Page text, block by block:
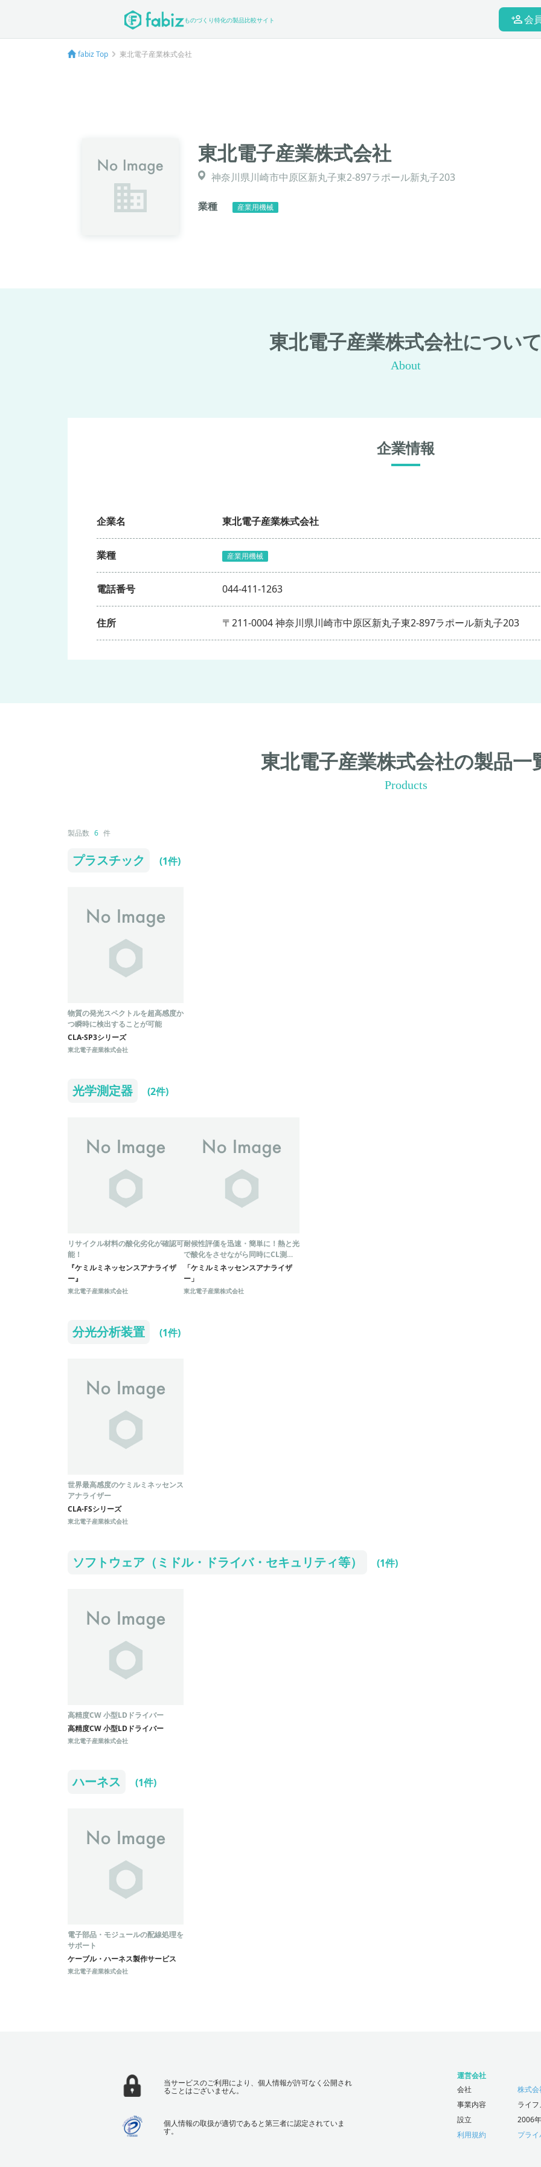
ものづくり特化の製品比較サイト 会
fabiz Top 東北電子産業株式会社
東北電子産業株式会社
神奈川県川崎市中原区新丸子東2-897ラポール新丸子203
業種 産業用機械
東北電子産業株式会社につい
About
企業情報
企業名 東北電子産業株式会社
業種 産業用機械
電話番号 044-411-1263
住所 〒211-0004 神奈川県川崎市中原区新丸子東2-897ラポール新丸子203
東北電子産業株式会社の製品一
Products
製品数 6 件
プラスチック (1件)
物質の発光スペクトルを超高感度か
つ瞬時に検出することが可能
CLA-SP3シリーズ
東北電子産業株式会社
光学測定器 (2件)
リサイクル材料の酸化劣化が確認可
能！
『ケミルミネッセンスアナライザ
ー』
東北電子産業株式会社
耐候性評価を迅速・簡単に！熱と光
で酸化をさせながら同時にCL測定
が可能なケミルミネッセンスアナラ
イザー。
「ケミルミネッセンスアナライザ
ー」
東北電子産業株式会社
分光分析装置 (1件)
世界最高感度のケミルミネッセンス
アナライザー
CLA-FSシリーズ
東北電子産業株式会社
ソフトウェア（ミドル・ドライバ・セキュリティ等） (1件)
高精度CW 小型LDドライバー
高精度CW 小型LDドライバー
東北電子産業株式会社
ハーネス (1件)
電子部品・モジュールの配線処理を
サポート
ケーブル・ハーネス製作サービス
東北電子産業株式会社
当サービスのご利用により、個人情報が許可なく公開され
ることはございません。
個人情報の取扱が適切であると第三者に認定されていま
す。
運営会社
会社
株式会
事業内容
ライ
設立
2006
利用規約
プラ